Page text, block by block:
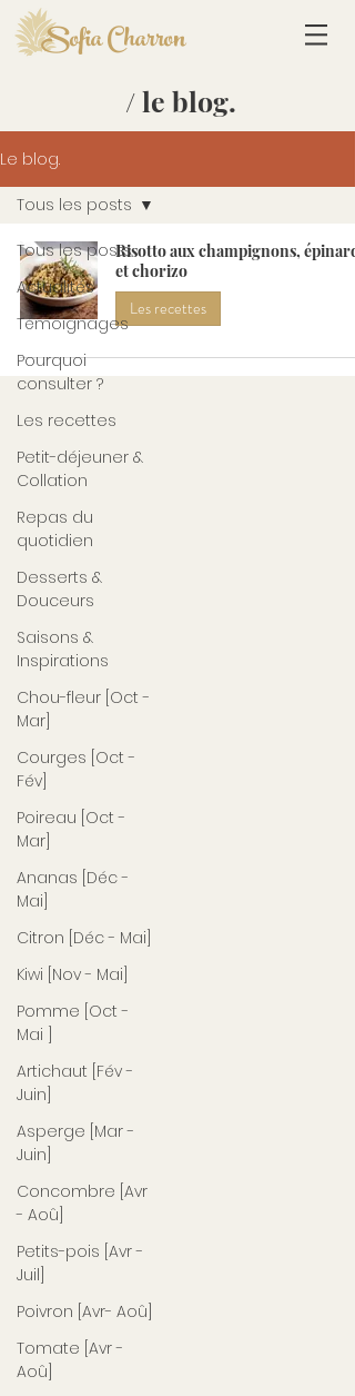
Sofia Charron
/ le blog.
Le blog.
Tous les posts
Actualités
Témoignages
Pourquoi
consulter ?
Les recettes
Petit-déjeuner &
Collation
Repas du
quotidien
Desserts &
Douceurs
Saisons &
Inspirations
Chou-fleur [Oct -
Mar]
Courges [Oct -
Fév]
Poireau [Oct -
Mar]
Ananas [Déc -
Mai]
Citron [Déc - Mai]
Kiwi [Nov - Mai]
Pomme [Oct -
Mai ]
Artichaut [Fév -
Juin]
Asperge [Mar -
Juin]
Concombre [Avr
- Aoû]
Petits-pois [Avr -
Juil]
Poivron [Avr- Aoû]
Tomate [Avr -
Aoû]
Tous les posts
Risotto aux champignons, épinards
et chorizo
Les recettes